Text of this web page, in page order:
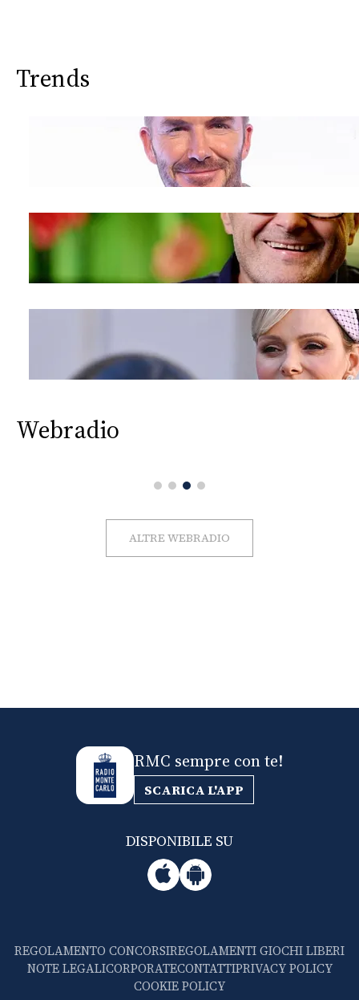
Trends
Webradio
ALTRE WEBRADIO
RMC sempre con te!
SCARICA L'APP
DISPONIBILE SU
REGOLAMENTO CONCORSIREGOLAMENTI GIOCHI LIBERI
NOTE LEGALICORPORATECONTATTIPRIVACY POLICY
COOKIE POLICY